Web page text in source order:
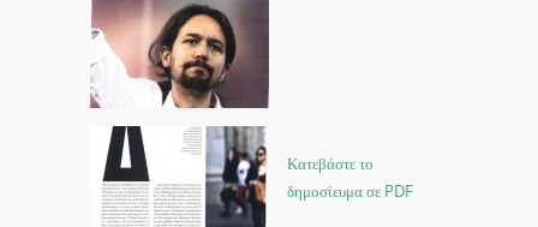
Κατεβάστε το
δημοσίευμα σε PDF